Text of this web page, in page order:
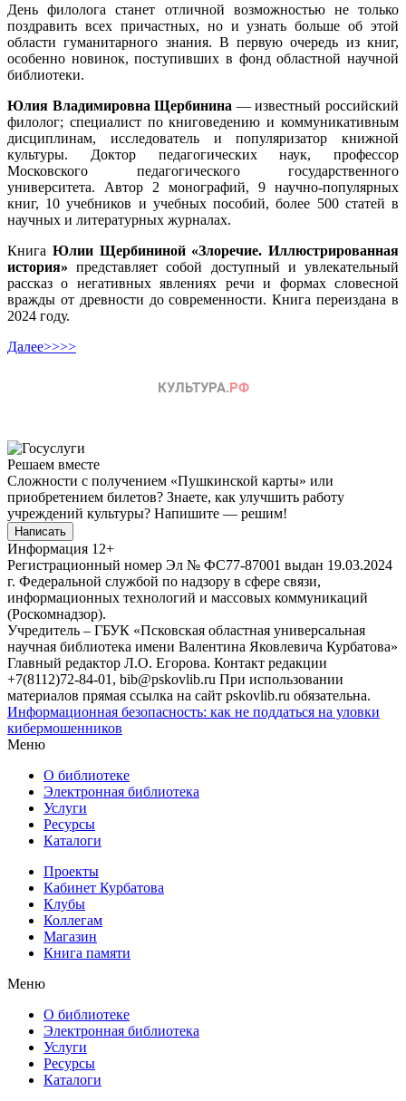
День филолога станет отличной возможностью не только
поздравить всех причастных, но и узнать больше об этой
области гуманитарного знания. В первую очередь из книг,
особенно новинок, поступивших в фонд областной научной
библиотеки.
Юлия Владимировна Щербинина — известный российский
филолог; специалист по книговедению и коммуникативным
дисциплинам, исследователь и популяризатор книжной
культуры. Доктор педагогических наук, профессор
Московского педагогического государственного
университета. Автор 2 монографий, 9 научно-популярных
книг, 10 учебников и учебных пособий, более 500 статей в
научных и литературных журналах.
Книга Юлии Щербининой «Злоречие. Иллюстрированная
история» представляет собой доступный и увлекательный
рассказ о негативных явлениях речи и формах словесной
вражды от древности до современности. Книга переиздана в
2024 году.
Далее>>>>
Решаем вместе
Сложности с получением «Пушкинской карты» или
приобретением билетов? Знаете, как улучшить работу
учреждений культуры? Напишите — решим!
Написать
Информация 12+
Регистрационный номер Эл № ФС77-87001 выдан 19.03.2024
г. Федеральной службой по надзору в сфере связи,
информационных технологий и массовых коммуникаций
(Роскомнадзор).
Учредитель – ГБУК «Псковская областная универсальная
научная библиотека имени Валентина Яковлевича Курбатова»
Главный редактор Л.О. Егорова. Контакт редакции
+7(8112)72-84-01, bib@pskovlib.ru При использовании
материалов прямая ссылка на сайт pskovlib.ru обязательна.
Информационная безопасность: как не поддаться на уловки
кибермошенников
Меню
О библиотеке
Электронная библиотека
Услуги
Ресурсы
Каталоги
Проекты
Кабинет Курбатова
Клубы
Коллегам
Магазин
Книга памяти
Меню
О библиотеке
Электронная библиотека
Услуги
Ресурсы
Каталоги